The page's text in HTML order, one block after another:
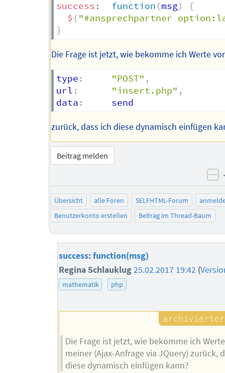
success : function (msg)
{
$ ("#ansprechpartner
}
Die Frage ist jetzt, wie bekomme ich Werte
type : "POST" ,
url : "insert.php" ,
data :
zurück, dass ich diese dynamisch einfügen
Beitrag melden
Übersicht alle Foren SELFHTML-Forum
Benutzerkonto erstellen
Beitrag im Thread-Baum
success: function(msg)
Regina Schlauklug25.02.2017 19:42 (
mathematik php
Die Frage ist jetzt, wie bekomme ich
meiner (Ajax-Anfrage via JQuery) zurück,
diese dynamisch einfügen kann?